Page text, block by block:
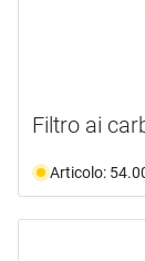
Filtro ai
Articolo: